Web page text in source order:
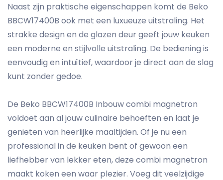
Naast zijn praktische eigenschappen komt de Beko
BBCW17400B ook met een luxueuze uitstraling. Het
strakke design en de glazen deur geeft jouw keuken
een moderne en stijlvolle uitstraling. De bediening is
eenvoudig en intuïtief, waardoor je direct aan de slag
kunt zonder gedoe.
De Beko BBCW17400B Inbouw combi magnetron
voldoet aan al jouw culinaire behoeften en laat je
genieten van heerlijke maaltijden. Of je nu een
professional in de keuken bent of gewoon een
liefhebber van lekker eten, deze combi magnetron
maakt koken een waar plezier. Voeg dit veelzijdige